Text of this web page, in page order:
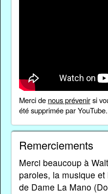
Merci de nous prévenirsi
été supprimée par YouTube.
Remerciements
Merci beaucoup à
paroles, la musique
de Dame La Mano